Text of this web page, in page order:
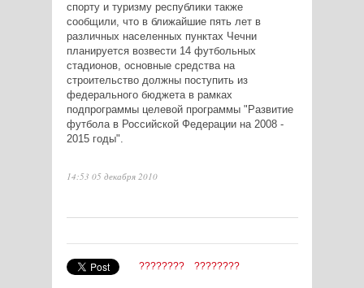
спорту и туризму республики также
сообщили, что в ближайшие пять лет в
различных населенных пунктах Чечни
планируется возвести 14 футбольных
стадионов, основные средства на
строительство должны поступить из
федерального бюджета в рамках
подпрограммы целевой программы "Развитие
футбола в Российской Федерации на 2008 -
2015 годы".
14:53 05 декабря 2010
???????? ????????